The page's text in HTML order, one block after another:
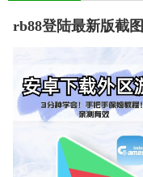
rb88登陆最新版截图